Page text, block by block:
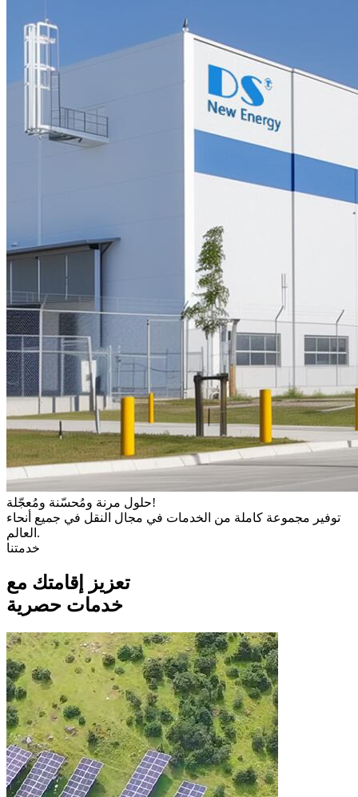
حلول مرنة ومُحسّنة ومُعجّلة!
توفير مجموعة كاملة من الخدمات في مجال النقل في جميع أنحاء
العالم.
خدمتنا
تعزيز إقامتك مع
خدمات حصرية